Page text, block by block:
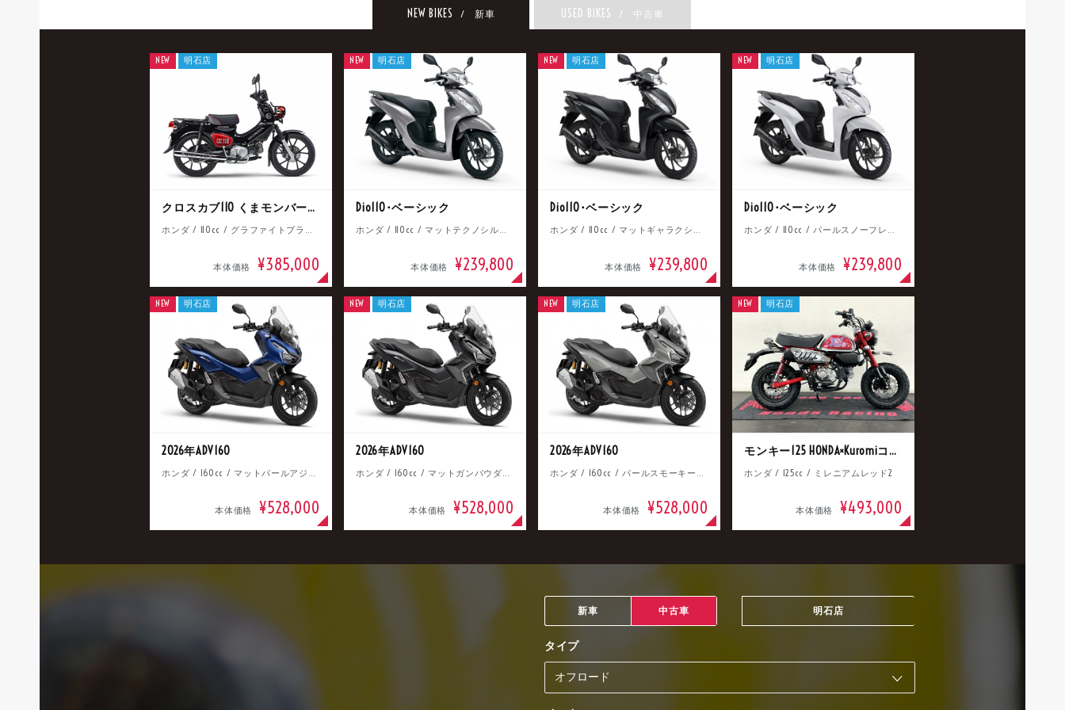
NEW BIKES / 新車 USED BIKES / 中古車
クロスカブ110 くまモンバージョン
ホンダ / 110cc / グラファイトブラック
本体価格 ¥385,000
NEW 明石店
Dio110･ベーシック
ホンダ / 110cc / マットテクノシルバーメタリック
本体価格 ¥239,800
NEW 明石店
Dio110･ベーシック
ホンダ / 110cc / マットギャラクシーブラックメタリック
本体価格 ¥239,800
NEW 明石店
Dio110･ベーシック
ホンダ / 110cc / パールスノーフレークホワイト
本体価格 ¥239,800
NEW 明石店
2026年ADV160
ホンダ / 160cc / マットパールアジャイルブルー
本体価格 ¥528,000
NEW 明石店
2026年ADV160
ホンダ / 160cc / マットガンパウダーブラックメタリック
本体価格 ¥528,000
NEW 明石店
2026年ADV160
ホンダ / 160cc / パールスモーキーグレー
本体価格 ¥528,000
NEW 明石店
モンキー125 HONDA×Kuromiコラボ
ホンダ / 125cc / ミレニアムレッド2
本体価格 ¥493,000
NEW 明石店
新車 中古車 明石店
タイプ